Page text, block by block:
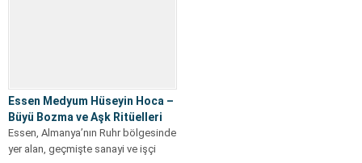
Essen Medyum Hüseyin Hoca –
Büyü Bozma ve Aşk Ritüelleri
Essen, Almanya’nın Ruhr bölgesinde
yer alan, geçmişte sanayi ve işçi